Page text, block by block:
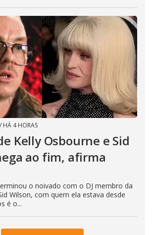
/ HÁ 4 HORAS
Kelly Osbourne e Sid
ao fim, afirma
o noivado com o DJ membro da
Wilson, com quem ela estava desde
é o...